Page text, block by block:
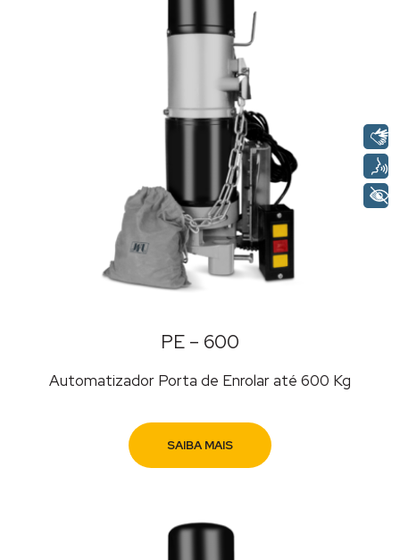
PE – 600
Automatizador Porta de Enrolar até 600 Kg
SAIBA MAIS